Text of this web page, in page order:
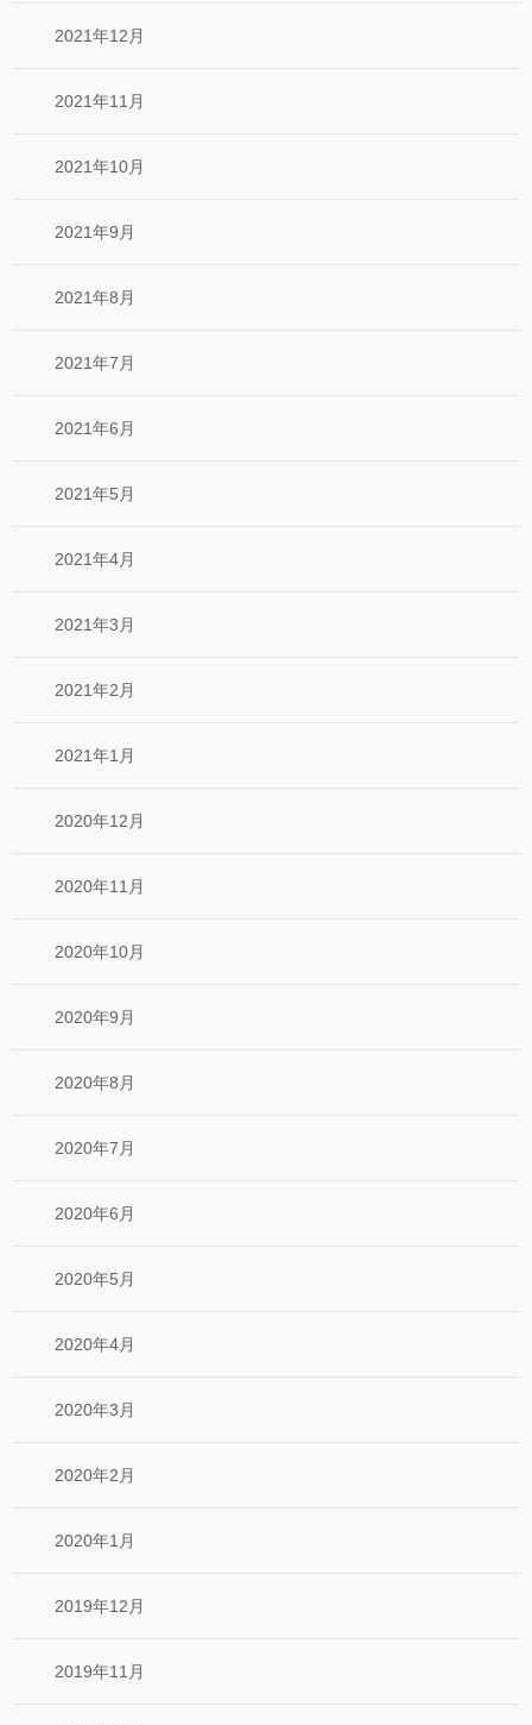
2021年12月
2021年11月
2021年10月
2021年9月
2021年8月
2021年7月
2021年6月
2021年5月
2021年4月
2021年3月
2021年2月
2021年1月
2020年12月
2020年11月
2020年10月
2020年9月
2020年8月
2020年7月
2020年6月
2020年5月
2020年4月
2020年3月
2020年2月
2020年1月
2019年12月
2019年11月